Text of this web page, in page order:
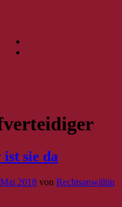
sie da
2018 von Rechtsanwältin